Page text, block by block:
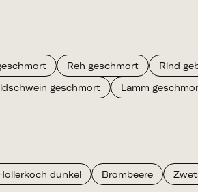
Reh geschmort Rind
geschmort Lamm
dunkel Brombeere